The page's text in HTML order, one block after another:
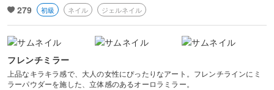
279 初級 ネイル ジェルネイル
フレンチミラー
上品なキラキラ感で、大人の女性にぴったりなアート。フレンチラインにミ
ラーパウダーを施した、立体感のあるオーロラミラー。